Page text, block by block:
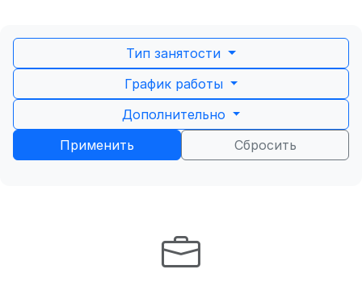
Тип занятости
График работы
Дополнительно
Применить
Сбросить